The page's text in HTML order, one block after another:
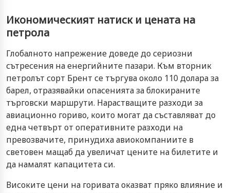
Икономическият натиск и цената на
петрола
Глобалното напрежение доведе до сериозни
сътресения на енергийните пазари. Към вторник
петролът сорт Брент се търгува около 110 долара за
барел, отразявайки опасенията за блокираните
търговски маршрути. Нарастващите разходи за
авиационно гориво, които могат да съставляват до
една четвърт от оперативните разходи на
превозвачите, принудиха авиокомпаниите в
световен мащаб да увеличат цените на билетите и
да намалят капацитета си.
Високите цени на горивата оказват пряко влияние и